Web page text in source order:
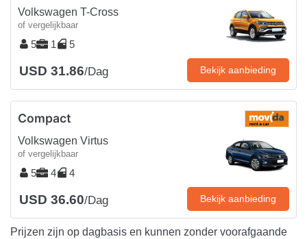
Volkswagen T-Cross
of vergelijkbaar
5 1 5
USD 31.86/Dag Bekijk aanbieding
Compact
Volkswagen Virtus
of vergelijkbaar
5 4 4
USD 36.60/Dag Bekijk aanbieding
Prijzen zijn op dagbasis en kunnen zonder voorafgaande